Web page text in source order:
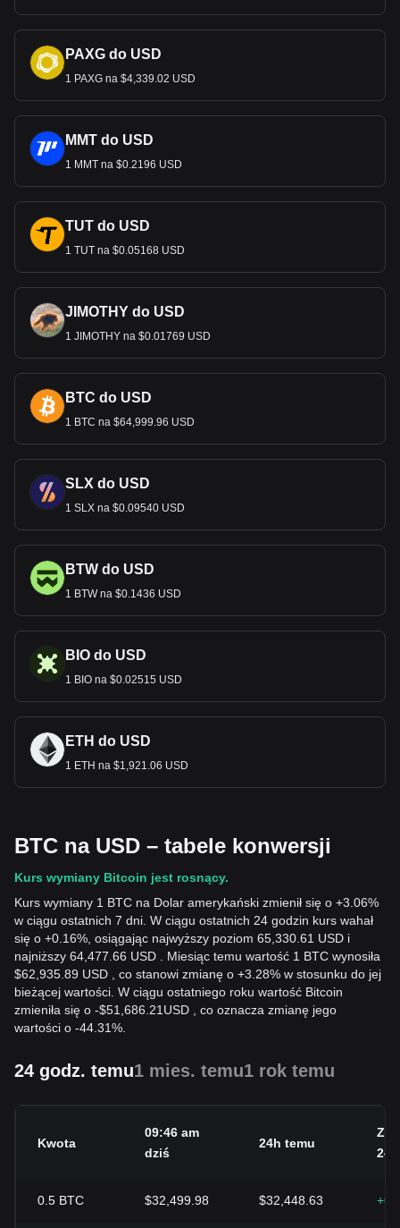
PAXG do USD
1 PAXG na $4,339.02 USD
MMT do USD
1 MMT na $0.2196 USD
TUT do USD
1 TUT na $0.05168 USD
JIMOTHY do USD
1 JIMOTHY na $0.01769 USD
BTC do USD
1 BTC na $64,999.96 USD
SLX do USD
1 SLX na $0.09540 USD
BTW do USD
1 BTW na $0.1436 USD
BIO do USD
1 BIO na $0.02515 USD
ETH do USD
1 ETH na $1,921.06 USD
BTC na USD – tabele konwersji
Kurs wymiany Bitcoin jest rosnący.
Kurs wymiany 1 BTC na Dolar amerykański zmienił się o +3.06%
w ciągu ostatnich 7 dni. W ciągu ostatnich 24 godzin kurs wahał
się o +0.16%, osiągając najwyższy poziom 65,330.61 USD i
najniższy 64,477.66 USD . Miesiąc temu wartość 1 BTC wynosiła
$62,935.89 USD , co stanowi zmianę o +3.28% w stosunku do jej
bieżącej wartości. W ciągu ostatniego roku wartość Bitcoin
zmieniła się o -$51,686.21 USD , co oznacza zmianę jego
wartości o -44.31%.
24 godz. temu1 mies. temu1 rok temu
Kwota
09:46 am
dziś
24h temu
24h
0.5 BTC $32,499.98 $32,448.63